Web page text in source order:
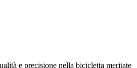
e precisione nella bicicletta meritate